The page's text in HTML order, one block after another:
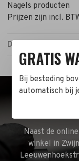
Nagels producten
Prijzen zijn incl.
Details
Naast de
winkel in
GRATIS
Bij besteding
automatisch bij